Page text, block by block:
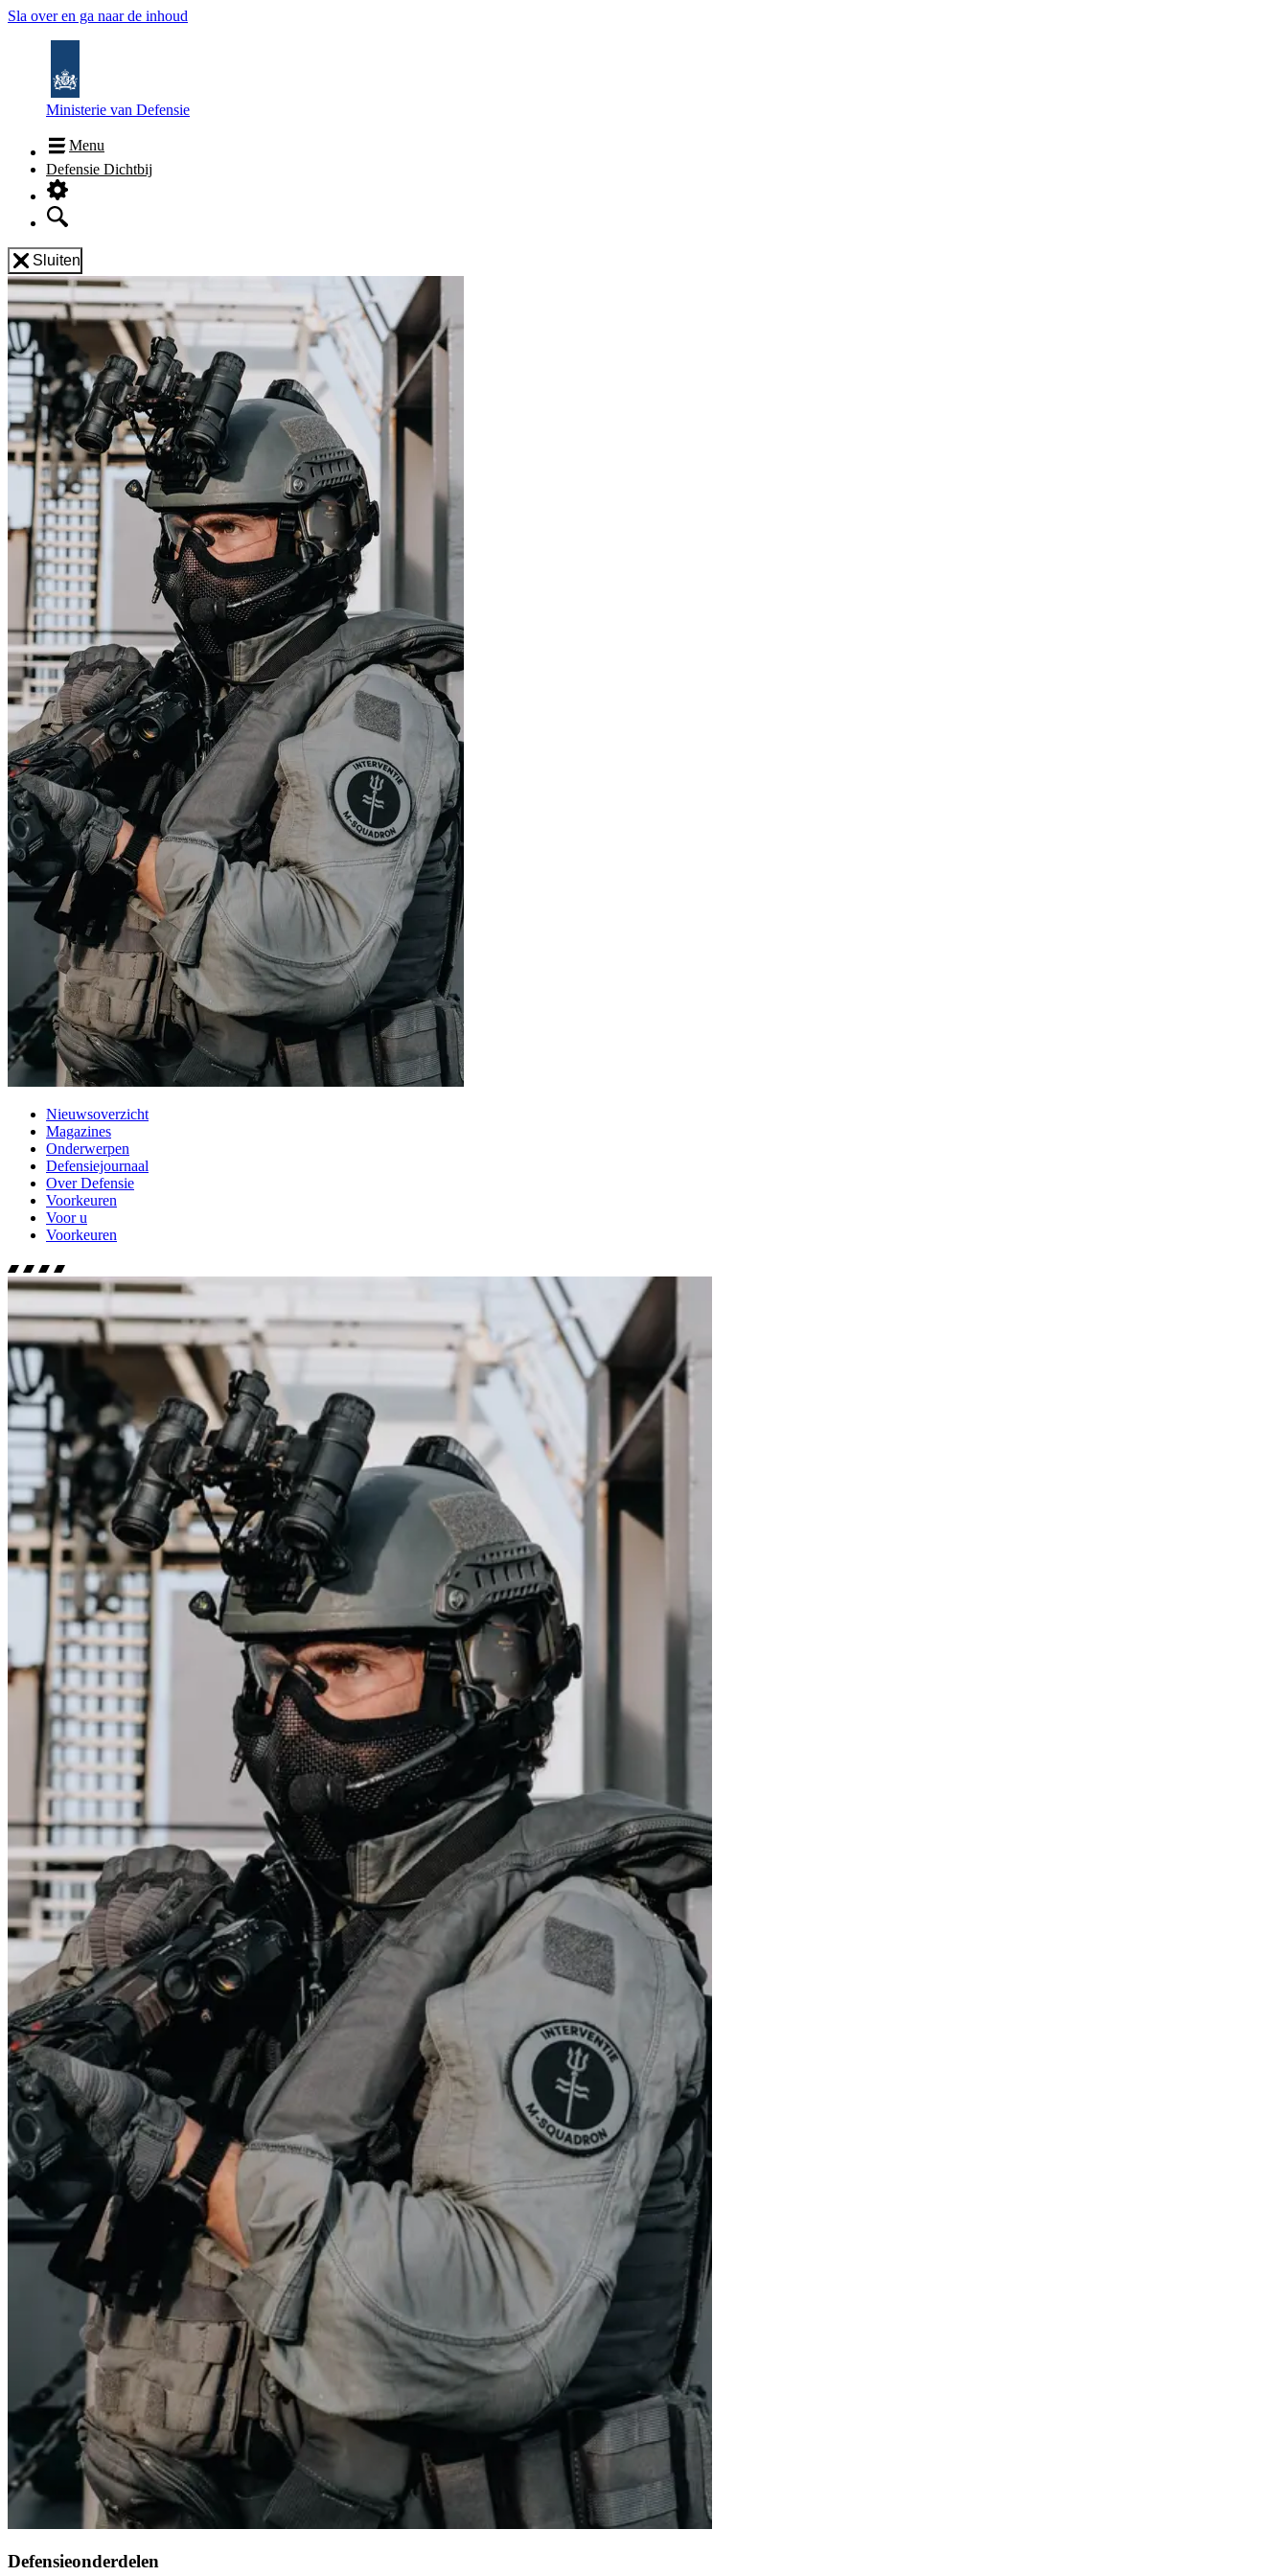
Sla over en ga naar de inhoud
Ministerie van Defensie
Menu
Defensie Dichtbij
Sluiten
Nieuwsoverzicht
Magazines
Onderwerpen
Defensiejournaal
Over Defensie
Voorkeuren
Voor u
Voorkeuren
Defensieonderdelen